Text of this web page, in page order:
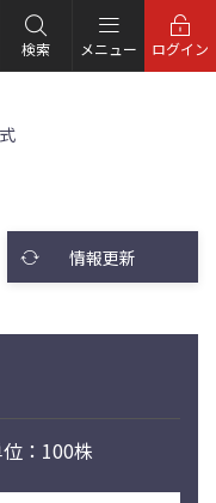
検索 メニュー ログイン
情報更新
：100株